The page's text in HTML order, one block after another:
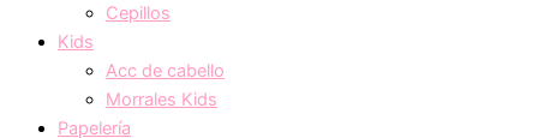
Cepillos
Kids
Acc de cabello
Morrales Kids
Papelería